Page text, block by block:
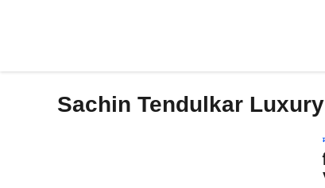
Sachin Tendulkar